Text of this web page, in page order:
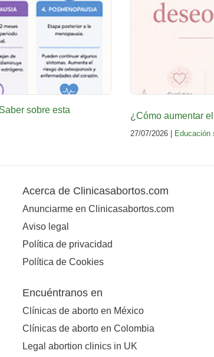
sobre esta
¿Cómo aumentar
27/07/2026 | Educación
Acerca de Clinicasabortos.com
Anunciarme en Clinicasabortos.com
Aviso legal
Política de privacidad
Política de Cookies
Encuéntranos en
Clínicas de aborto en México
Clínicas de aborto en Colombia
Legal abortion clinics in UK